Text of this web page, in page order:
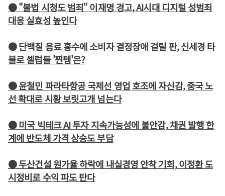
● "불법 시청도 범죄" 이재명 경고, AI시대 디지털 성범죄
대응 실효성 높인다
● 단백질 음료 홍수에 소비자 결정장애 걸릴 판, 신세경 타
블로 셀럽들 '찐템'은?
● 윤철민 파라타항공 국제선 영업 호조에 자신감, 중국 노
선 확대로 시황 보릿고개 넘는다
● 미국 빅테크 AI 투자 지속가능성에 불안감, 채권 발행 한
계에 반도체 가격 상승도 부담
● 두산건설 원가율 하락에 내실경영 안착 기회, 이정환 도
시정비로 수익 파도 탄다